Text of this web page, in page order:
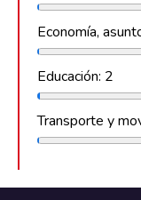
Economía,
Educación: 2
Transporte y